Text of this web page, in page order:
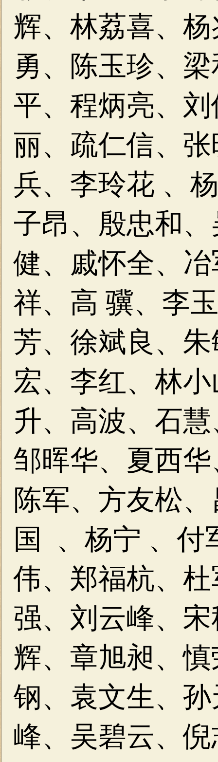
辉、 林荔喜、
勇、
陈玉珍、
平、 程炳亮、
丽、 疏仁信、
兵、 李玲花 、
子昂、 殷忠和
健、 戚怀全、
祥、 高 骥、李
芳、 徐斌良、
宏、 李红、林
升、 高波、石
邹晖华、 夏西
陈军、方友松、
国 、杨宁 、付
伟、郑福杭、
强、刘云峰、
辉、章旭昶、
钢、袁文生、
峰、吴碧云、